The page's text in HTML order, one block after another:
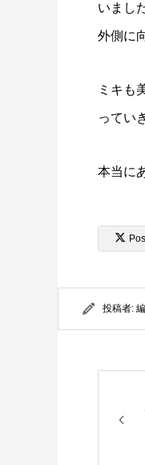
いまし
外側に
ミキも
ってい
本当に
投稿者: